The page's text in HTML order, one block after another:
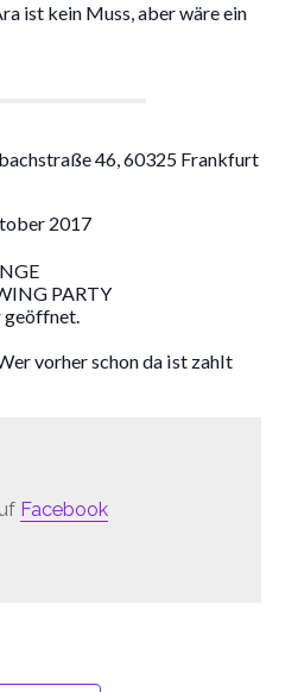
ist kein Muss, aber wäre ein
46, 60325 Frankfurt
2017
PARTY
geöffnet.
vorher schon da ist zahlt
Facebook